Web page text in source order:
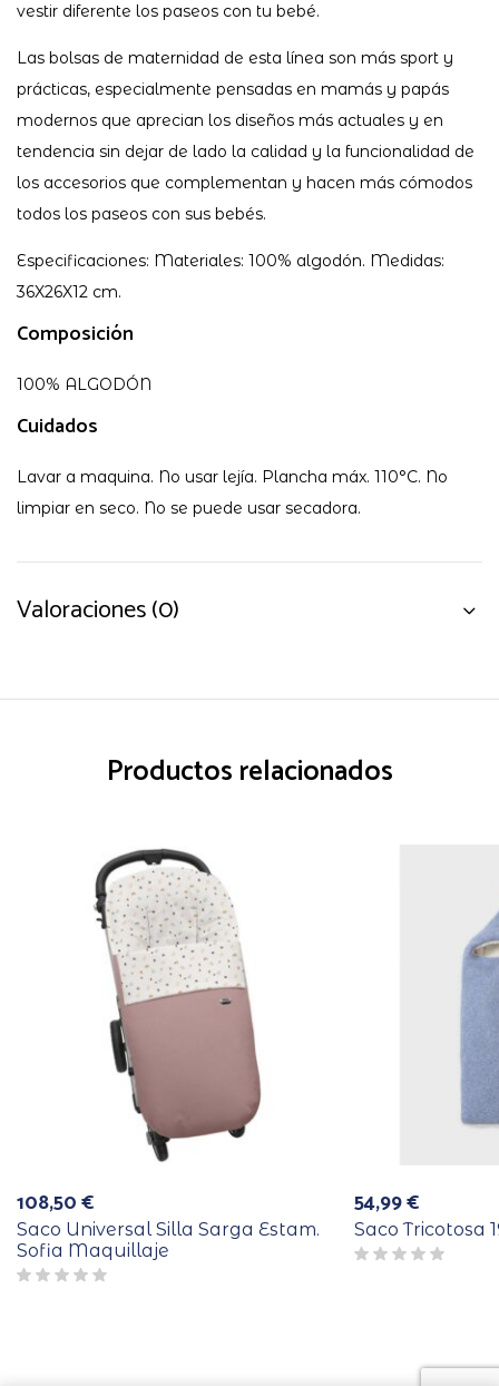
vestir diferente los paseos con tu bebé.
Las bolsas de maternidad de esta línea son más sport y
prácticas, especialmente pensadas en mamás y papás
modernos que aprecian los diseños más actuales y en
tendencia sin dejar de lado la calidad y la funcionalidad de
los accesorios que complementan y hacen más cómodos
todos los paseos con sus bebés.
Especificaciones: Materiales: 100% algodón. Medidas:
36X26X12 cm.
Composición
100% ALGODÓN
Cuidados
Lavar a maquina. No usar lejía. Plancha máx. 110°C. No
limpiar en seco. No se puede usar secadora.
Valoraciones (0)
Productos relacionados
108,50€
Saco Universal Silla Sarga Estam.
Sofia Maquillaje
54,99€
Saco Tricotosa